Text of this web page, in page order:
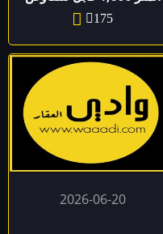
175
2026-06-20